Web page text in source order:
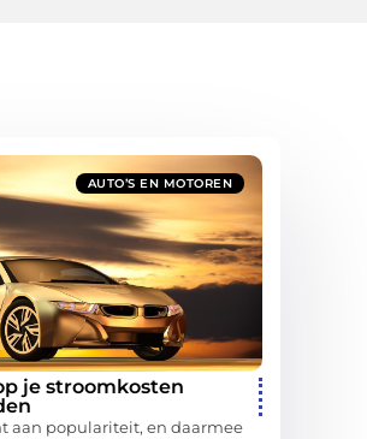
AUTO’S EN MOTOREN
je stroomkosten
aan populariteit, en daarmee